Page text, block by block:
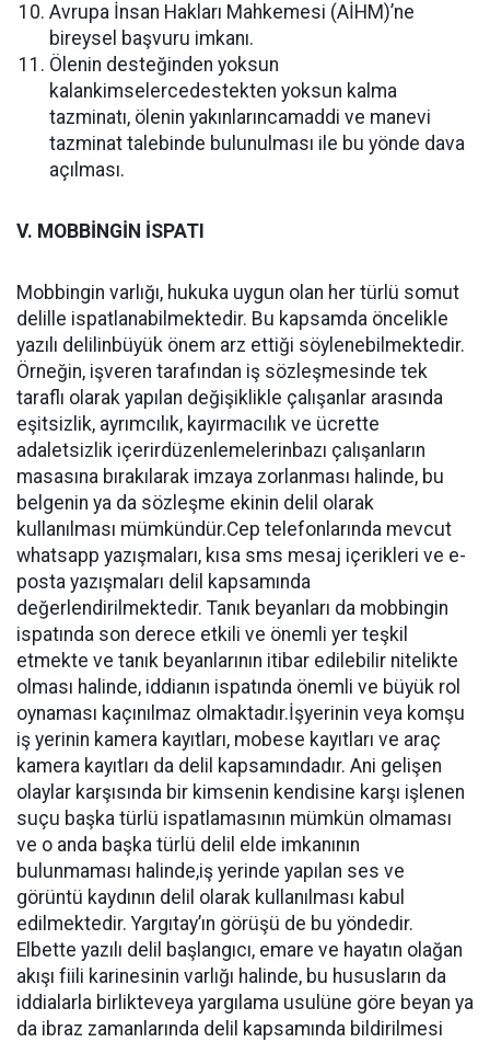
Avrupa İnsan Hakları Mahkemesi (AİHM)’ne
bireysel başvuru imkanı.
Ölenin desteğinden yoksun
kalankimselercedestekten yoksun kalma
tazminatı, ölenin yakınlarıncamaddi ve manevi
tazminat talebinde bulunulması ile bu yönde dava
açılması.
V. MOBBİNGİN İSPATI
Mobbingin varlığı, hukuka uygun olan her türlü somut
delille ispatlanabilmektedir. Bu kapsamda öncelikle
yazılı delilinbüyük önem arz ettiği söylenebilmektedir.
Örneğin, işveren tarafından iş sözleşmesinde tek
taraflı olarak yapılan değişiklikle çalışanlar arasında
eşitsizlik, ayrımcılık, kayırmacılık ve ücrette
adaletsizlik içerirdüzenlemelerinbazı çalışanların
masasına bırakılarak imzaya zorlanması halinde, bu
belgenin ya da sözleşme ekinin delil olarak
kullanılması mümkündür.Cep telefonlarında mevcut
whatsapp yazışmaları, kısa sms mesaj içerikleri ve e-
posta yazışmaları delil kapsamında
değerlendirilmektedir. Tanık beyanları da mobbingin
ispatında son derece etkili ve önemli yer teşkil
etmekte ve tanık beyanlarının itibar edilebilir nitelikte
olması halinde, iddianın ispatında önemli ve büyük rol
oynaması kaçınılmaz olmaktadır.İşyerinin veya komşu
iş yerinin kamera kayıtları, mobese kayıtları ve araç
kamera kayıtları da delil kapsamındadır. Ani gelişen
olaylar karşısında bir kimsenin kendisine karşı işlenen
suçu başka türlü ispatlamasının mümkün olmaması
ve o anda başka türlü delil elde imkanının
bulunmaması halinde,iş yerinde yapılan ses ve
görüntü kaydının delil olarak kullanılması kabul
edilmektedir. Yargıtay’ın görüşü de bu yöndedir.
Elbette yazılı delil başlangıcı, emare ve hayatın olağan
akışı fiili karinesinin varlığı halinde, bu hususların da
iddialarla birlikteveya yargılama usulüne göre beyan ya
da ibraz zamanlarında delil kapsamında bildirilmesi